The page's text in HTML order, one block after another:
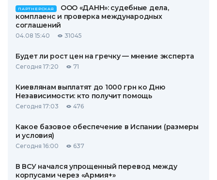
ПАРТНЕРСКАЯ
ООО «ДАНН»: судебные дела,
комплаенс и проверка международных
соглашений
04.08 15:40 31045
Будет ли рост цен на гречку — мнение эксперта
Сегодня 17:20 71
Киевлянам выплатят до 1000 грн ко Дню
Независимости: кто получит помощь
Сегодня 17:03 476
Какое базовое обеспечение в Испании (размеры
и условия)
Сегодня 16:00 637
В ВСУ начался упрощенный перевод между
корпусами через «Армия+»